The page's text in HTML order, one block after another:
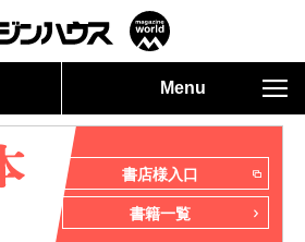
Menu
書店様入口
書籍一覧